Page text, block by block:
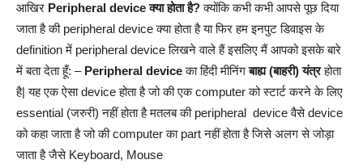
आखिर Peripheral device क्या होता है?क्योंकि कभी कभी आपसे पूछ दिया
जाता है की peripheral device क्या होता है या फिर हम इनपुट डिवाइस के
definition में peripheral device लिखने वाले हैं इसलिए मैं आपको इसके बारे
में बता देता हूँ: – Peripheral deviceका हिंदी मीनिंगबाह्य (बाहरी) यंत्रहोता
है| यह एक ऐसा device होता है जो की एक computer को स्टार्ट करने के लिए
essential (जरुरी) नहीं होता है मतलब की peripheral device वैसे device
को कहा जाता है जो की computer का part नहीं होता है जिसे अलग से जोड़ा
जाता है जैसे Keyboard, Mouse